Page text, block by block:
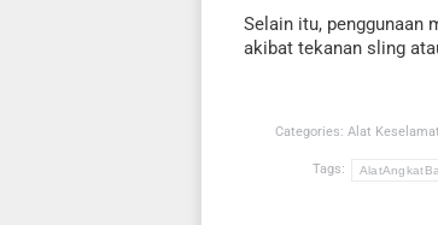
Selain itu, penggunaan
akibat tekanan sling
Categories: Alat
Tags: